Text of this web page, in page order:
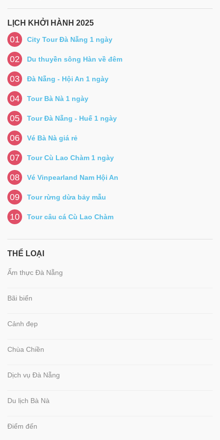
LỊCH KHỞI HÀNH 2025
01 City Tour Đà Nẵng 1 ngày
02 Du thuyền sông Hàn về đêm
03 Đà Nẵng - Hội An 1 ngày
04 Tour Bà Nà 1 ngày
05 Tour Đà Nẵng - Huế 1 ngày
06 Vé Bà Nà giá rẻ
07 Tour Cù Lao Chàm 1 ngày
08 Vé Vinpearland Nam Hội An
09 Tour rừng dừa bảy mẫu
10 Tour câu cá Cù Lao Chàm
THỂ LOẠI
Ẩm thực Đà Nẵng
Bãi biển
Cảnh đẹp
Chùa Chiền
Dịch vụ Đà Nẵng
Du lịch Bà Nà
Điểm đến